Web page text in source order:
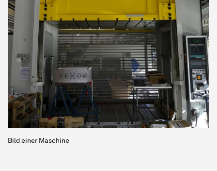
Bild einer Maschine